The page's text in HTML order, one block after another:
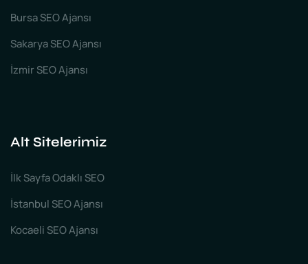
Bursa SEO Ajansı
Sakarya SEO Ajansı
İzmir SEO Ajansı
Alt Sitelerimiz
İlk Sayfa Odaklı SEO
İstanbul SEO Ajansı
Kocaeli SEO Ajansı